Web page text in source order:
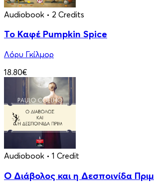
Audiobook • 2 Credits
Το Καφέ Pumpkin Spice
Λόρυ Γκίλμορ
18.80€
Audiobook • 1 Credit
Ο Διάβολος και η Δεσποινίδα Πριμ